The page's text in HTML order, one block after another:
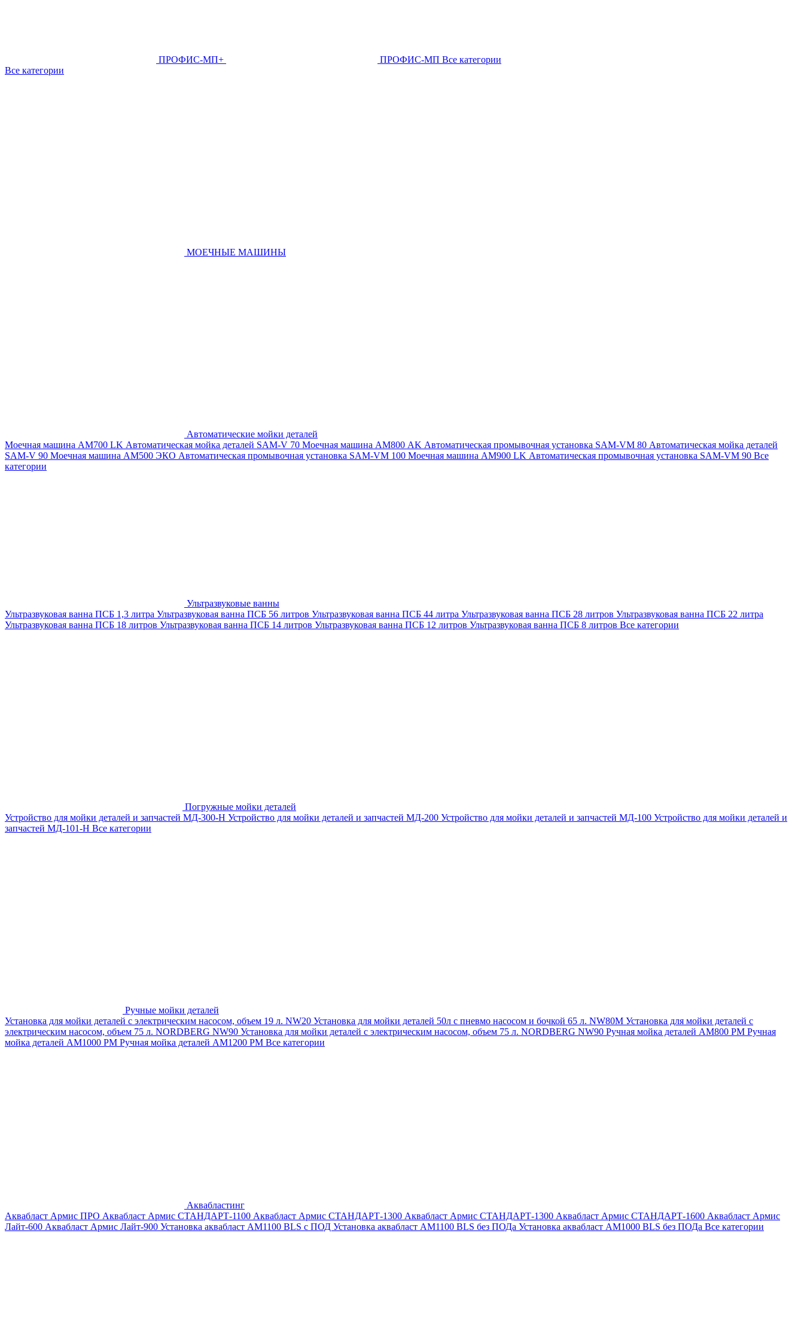
ПРОФИС-МП+ ПРОФИС-МП Все категории
Все категории
МОЕЧНЫЕ МАШИНЫ
Автоматические мойки деталей
Моечная машина AM700 LK Автоматическая мойка деталей SAM-V 70 Моечная машина АМ800 AK Автоматическая промывочная установка SAM-VM 80 Автоматическая мойка деталей
SAM-V 90 Моечная машина АМ500 ЭКО Автоматическая промывочная установка SAM-VM 100 Моечная машина AM900 LK Автоматическая промывочная установка SAM-VM 90 Все
категории
Ультразвуковые ванны
Ультразвуковая ванна ПСБ 1,3 литра Ультразвуковая ванна ПСБ 56 литров Ультразвуковая ванна ПСБ 44 литра Ультразвуковая ванна ПСБ 28 литров Ультразвуковая ванна ПСБ 22 литра
Ультразвуковая ванна ПСБ 18 литров Ультразвуковая ванна ПСБ 14 литров Ультразвуковая ванна ПСБ 12 литров Ультразвуковая ванна ПСБ 8 литров Все категории
Погружные мойки деталей
Устройство для мойки деталей и запчастей МД-300-H Устройство для мойки деталей и запчастей МД-200 Устройство для мойки деталей и запчастей МД-100 Устройство для мойки деталей и
запчастей МД-101-Н Все категории
Ручные мойки деталей
Установка для мойки деталей с электрическим насосом, объем 19 л. NW20 Установка для мойки деталей 50л с пневмо насосом и бочкой 65 л. NW80M Установка для мойки деталей с
электрическим насосом, объем 75 л. NORDBERG NW90 Установка для мойки деталей с электрическим насосом, объем 75 л. NORDBERG NW90 Ручная мойка деталей АМ800 РМ Ручная
мойка деталей АМ1000 РМ Ручная мойка деталей АМ1200 РМ Все категории
Аквабластинг
Аквабласт Армис ПРО Аквабласт Армис СТАНДАРТ-1100 Аквабласт Армис СТАНДАРТ-1300 Аквабласт Армис СТАНДАРТ-1300 Аквабласт Армис СТАНДАРТ-1600 Аквабласт Армис
Лайт-600 Аквабласт Армис Лайт-900 Установка аквабласт AM1100 BLS с ПОД Установка аквабласт AM1100 BLS без ПОДа Установка аквабласт AM1000 BLS без ПОДа Все категории